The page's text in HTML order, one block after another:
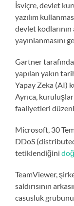
İsviçre, devlet
yazılım
devlet kodlarının
yayınlanmasını
Gartner
yapılan yakın
Yapay Zeka (AI)
Ayrıca,
faaliyetleri
Microsoft, 30
DDoS
tetiklendiğini
TeamViewer,
saldırısının
casusluk